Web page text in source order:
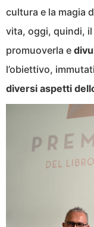
cultura e la magia
vita, oggi, quindi,
promuoverla e
l’obiettivo,
diversi aspetti